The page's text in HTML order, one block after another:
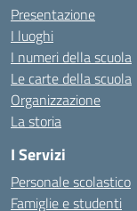
Presentazione
I luoghi
I numeri della scuola
Le carte della scuola
Organizzazione
La storia
I Servizi
Personale scolastico
Famiglie e studenti